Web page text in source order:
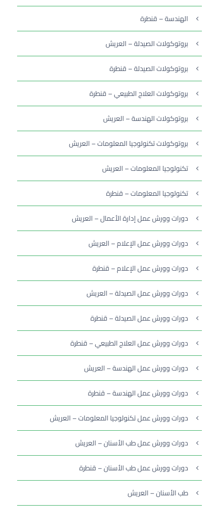
الهندسة – قنطرة
بروتوكولات الصيدلة – العريش
بروتوكولات الصيدلة – قنطرة
بروتوكولات العلاج الطبيعي – قنطرة
بروتوكولات الهندسة – العريش
بروتوكولات تكنولوجيا المعلومات – العريش
تكنولوجيا المعلومات – العريش
تكنولوجيا المعلومات – قنطرة
دورات وورش عمل إدارة الأعمال – العريش
دورات وورش عمل الإعلام – العريش
دورات وورش عمل الإعلام – قنطرة
دورات وورش عمل الصيدلة – العريش
دورات وورش عمل الصيدلة – قنطرة
دورات وورش عمل العلاج الطبيعي – قنطرة
دورات وورش عمل الهندسة – العريش
دورات وورش عمل الهندسة – قنطرة
دورات وورش عمل تكنولوجيا المعلومات – العريش
دورات وورش عمل طب الأسنان – العريش
دورات وورش عمل طب الأسنان – قنطرة
طب الأسنان – العريش